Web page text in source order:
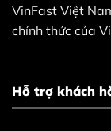
VinFast Việt
chính thức của
Hỗ trợ khách